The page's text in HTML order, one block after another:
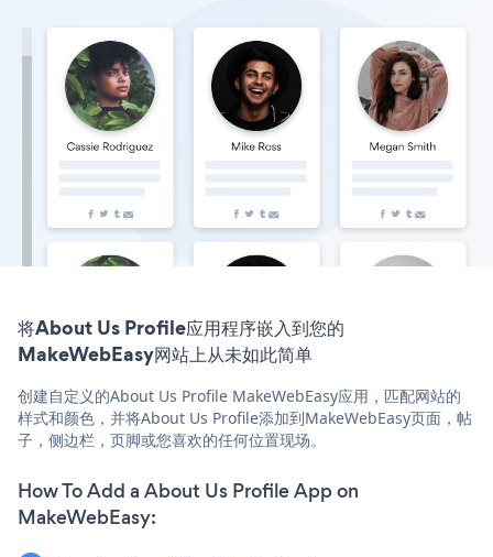
将About Us Profile应用程序嵌入到您的
MakeWebEasy网站上从未如此简单
创建自定义的About Us Profile MakeWebEasy应用，匹配网站的
样式和颜色，并将About Us Profile添加到MakeWebEasy页面，帖
子，侧边栏，页脚或您喜欢的任何位置现场。
How To Add a About Us Profile App on
MakeWebEasy: